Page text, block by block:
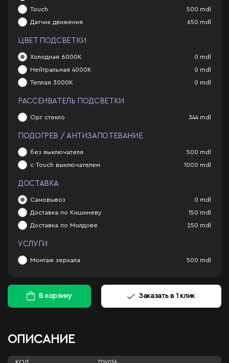
Touch 500 mdl
Датчик движения 650 mdl
ЦВЕТ ПОДСВЕТКИ
Холодная 6000К 0 mdl
Нейтральная 4000К 0 mdl
Теплая 3000К 0 mdl
РАССЕИВАТЕЛЬ ПОДСВЕТКИ
Орг стекло 344mdl
ПОДОГРЕВ / АНТИЗАПОТЕВАНИЕ
без выключателя 500 mdl
с Touch выключателем 1000 mdl
ДОСТАВКА
Самовывоз 0 mdl
Доставка по Кишиневу 150 mdl
Доставка по Молдове 250 mdl
УСЛУГИ
Монтаж зеркала 500 mdl
В корзину Заказать в 1 клик
ОПИСАНИЕ